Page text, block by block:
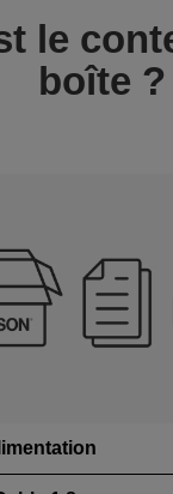
le
boîte ?